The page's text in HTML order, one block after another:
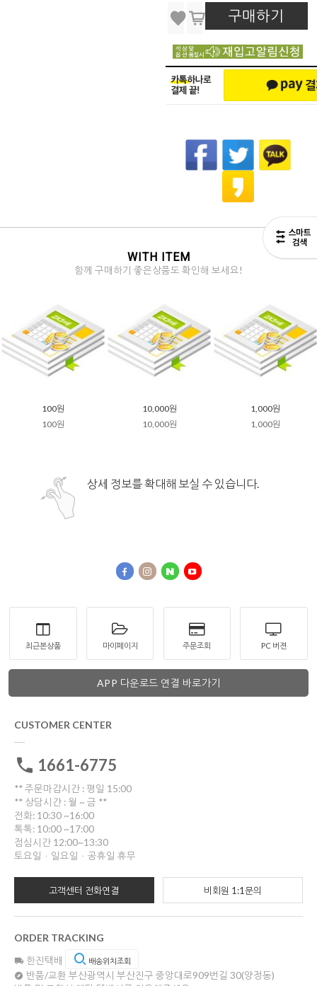
구매하기
WITH ITEM
함께 구매하기 좋은상품도 확인해 보세요!
100원
100원
10,000원
10,000원
1,000원
1,000원
상세 정보를 확대해 보실 수 있습니다.
최근본상품 마이페이지 주문조회 PC 버젼
APP 다운로드 연결 바로가기
CUSTOMER CENTER
1661-6775
** 주문마감시간 : 평일 15:00
** 상담시간 : 월 ~ 금 **
전화: 10:30 ~16:00
톡톡: 10:00 ~17:00
점심시간 12:00~13:30
토요일ㆍ일요일ㆍ공휴일 휴무
고객센터 전화연결 비회원 1:1문의
ORDER TRACKING
한진택배 배송위치조회
반품/교환 부산광역시 부산진구 중앙대로909번길 30(양정동)